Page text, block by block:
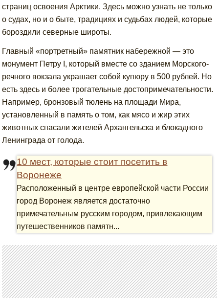
страниц освоения Арктики. Здесь можно узнать не только
о судах, но и о быте, традициях и судьбах людей, которые
бороздили северные широты.
Главный «портретный» памятник набережной — это
монумент Петру I, который вместе со зданием Морского-
речного вокзала украшает собой купюру в 500 рублей. Но
есть здесь и более трогательные достопримечательности.
Например, бронзовый тюлень на площади Мира,
установленный в память о том, как мясо и жир этих
животных спасали жителей Архангельска и блокадного
Ленинграда от голода.
10 мест, которые стоит посетить в
Воронеже
Расположенный в центре европейской части России
город Воронеж является достаточно
примечательным русским городом, привлекающим
путешественников памятн...